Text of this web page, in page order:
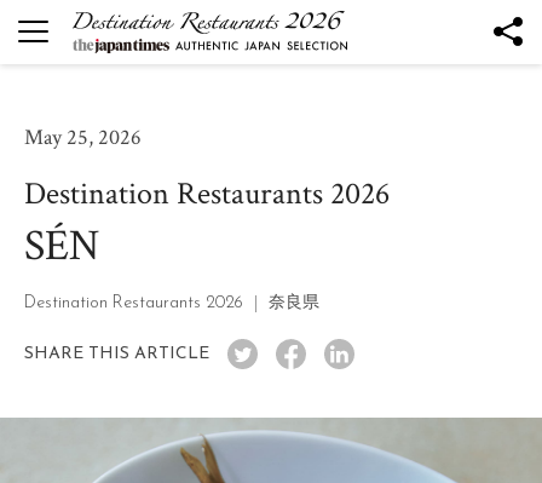
Destination Restaurants 2026
気仙沼 KUROMORI
The Destination Restaurant of the Year 2026
Ohtsu
mano
TSUKIHI
RUKAWA
May 25, 2026
Destination Restaurants 2026
SÉN
Destination Restaurants 2026 奈良県
SHARE THIS ARTICLE